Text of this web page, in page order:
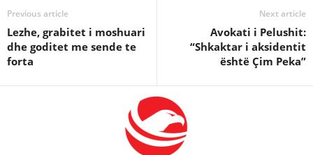
Previous article
Lezhe, grabitet i moshuari
dhe goditet me sende te
forta
Next article
Avokati i Pelushit:
“Shkaktar i aksidentit
është Çim Peka”